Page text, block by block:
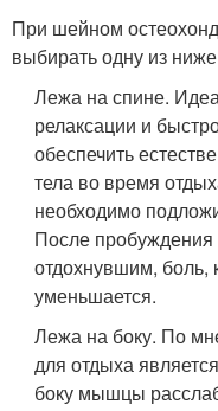
При шейном
выбирать одну из
Лежа на спине.
релаксации и
обеспечить
тела во время
необходимо
После
отдохнувшим, боль,
уменьшается.
Лежа на боку. По
для отдыха
боку мышцы